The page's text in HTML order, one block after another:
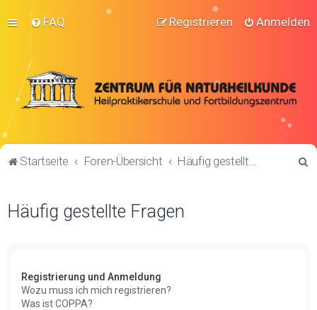
FAQ Anmelden
Registrieren
Startseite Foren-Übersicht Häufig gestellte Fragen
Häufig gestellte Fragen
Registrierung und Anmeldung
Wozu muss ich mich registrieren?
Was ist COPPA?